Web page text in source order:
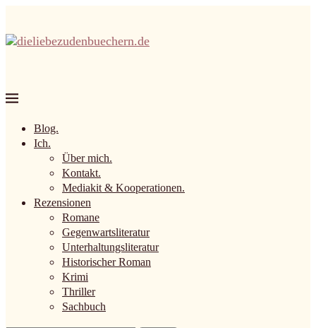
Blog.
Ich.
Über mich.
Kontakt.
Mediakit & Kooperationen.
Rezensionen
Romane
Gegenwartsliteratur
Unterhaltungsliteratur
Historischer Roman
Krimi
Thriller
Sachbuch